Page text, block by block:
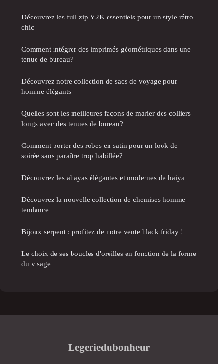
Découvrez les full zip Y2K essentiels pour un style rétro-
chic
Comment intégrer des imprimés géométriques dans une
tenue de bureau?
Découvrez notre collection de sacs de voyage pour
homme élégants
Quelles sont les meilleures façons de marier des colliers
longs avec des tenues de bureau?
Comment porter des robes en satin pour un look de
soirée sans paraître trop habillée?
Découvrez les abayas élégantes et modernes de haiya
Découvrez la nouvelle collection de chemises homme
tendance
Bijoux serpent : profitez de notre vente black friday !
Le choix de ses boucles d'oreilles en fonction de la forme
du visage
Legeriedubonheur